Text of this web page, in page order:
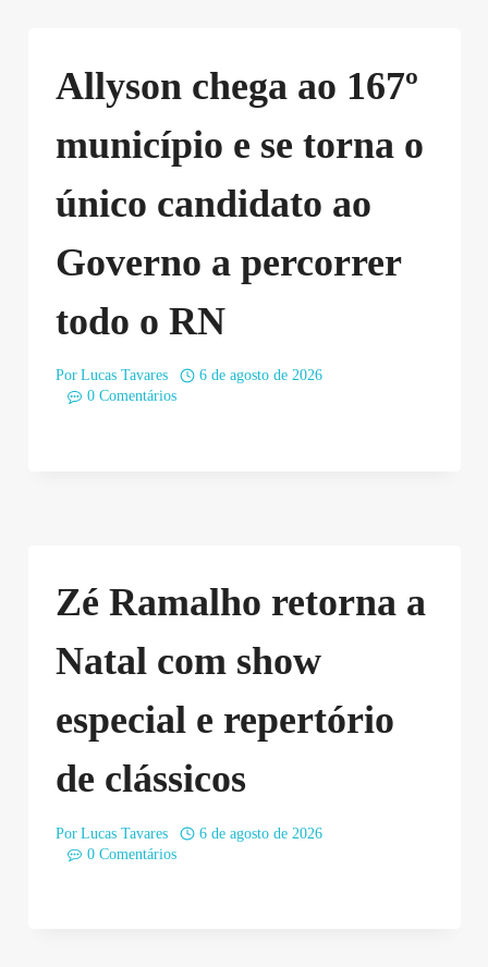
Allyson chega ao 167º
município e se torna o
único candidato ao
Governo a percorrer
todo o RN
Por Lucas Tavares
6 de agosto de 2026
0 Comentários
Zé Ramalho retorna a
Natal com show
especial e repertório
de clássicos
Por Lucas Tavares
6 de agosto de 2026
0 Comentários